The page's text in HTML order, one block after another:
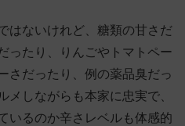
はないけれど、糖類の甘さだ
ったり、りんごやトマトペー
さだったり、例の薬品臭だっ
メしながらも本家に忠実で、
いるのか辛さレベルも体感的